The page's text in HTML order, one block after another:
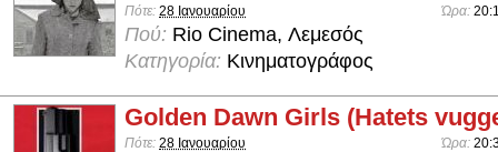
Πότε: 28 Ιανουαρίου Ώρα:
Πού: Rio Cinema, Λεμεσός
Κατηγορία: Κινηματογράφος
Golden Dawn Girls (Hatets
Πότε: 28 Ιανουαρίου Ώρα: